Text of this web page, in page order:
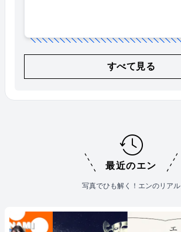
すべて見る
最近のエン
写真でひも解く！エンのリアル